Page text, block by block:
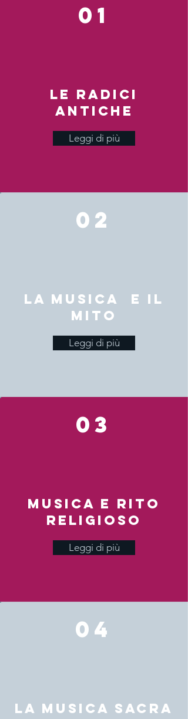
01
Le radici
antiche
Leggi di più
02
La musica e il
mito
Leggi di più
03
Musica e rito
religioso
Leggi di più
04
La musica sacra